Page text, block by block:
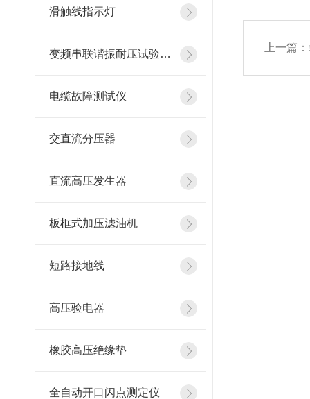
滑触线指示灯
变频串联谐振耐压试验装置
电缆故障测试仪
交直流分压器
直流高压发生器
板框式加压滤油机
短路接地线
高压验电器
橡胶高压绝缘垫
全自动开口闪点测定仪
上一篇：